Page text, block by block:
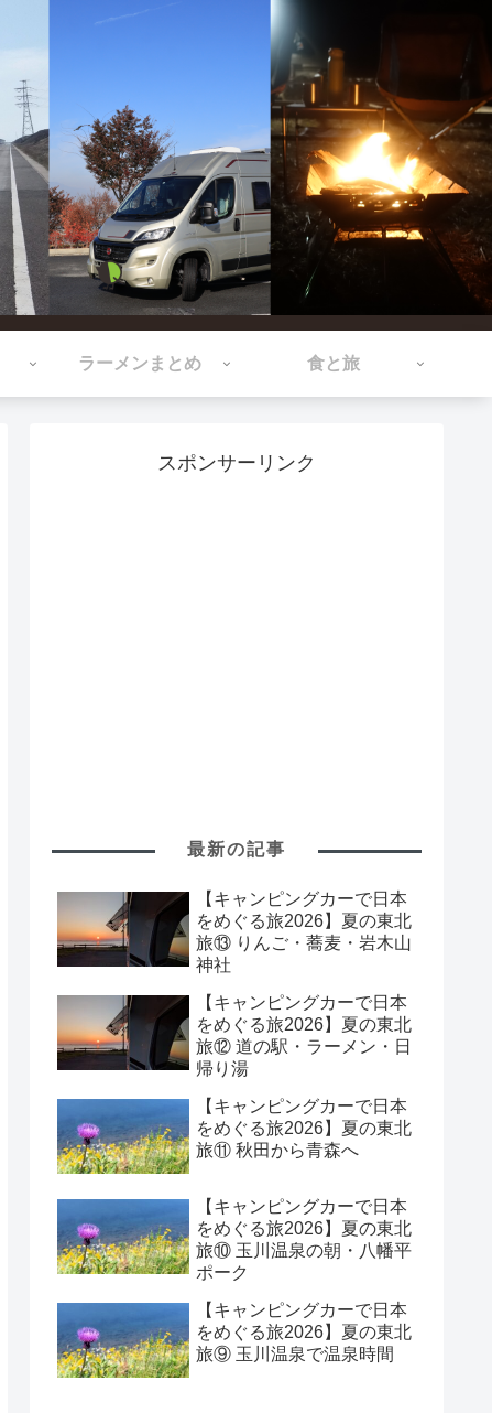
ラーメンまとめ 食と旅
スポンサーリンク
最新の記事
【キャンピングカーで日本
をめぐる旅2026】夏の東北
旅⑬ りんご・蕎麦・岩木山
神社
【キャンピングカーで日本
をめぐる旅2026】夏の東北
旅⑫ 道の駅・ラーメン・日
帰り湯
【キャンピングカーで日本
をめぐる旅2026】夏の東北
旅⑪ 秋田から青森へ
【キャンピングカーで日本
をめぐる旅2026】夏の東北
旅⑩ 玉川温泉の朝・八幡平
ポーク
【キャンピングカーで日本
をめぐる旅2026】夏の東北
旅⑨ 玉川温泉で温泉時間